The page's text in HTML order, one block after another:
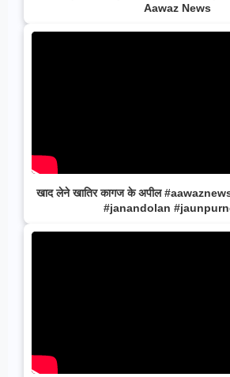
Aawaz News
खाद लेने खातिर कागज के अपील
#janandolan